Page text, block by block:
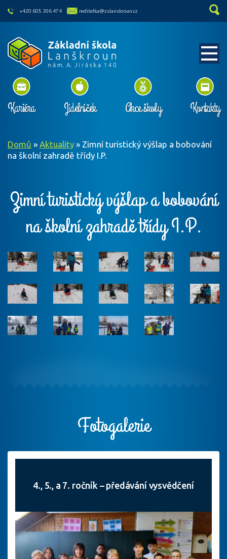
skip to main content
+420 605 306 474 reditelka@zslanskroun.cz
Kariéra Jídelníček Akce školy Kontakty
Domů » Aktuality » Zimní turistický výšlap a bobování
na školní zahradě třídy I.P.
Zimní turistický výšlap a bobování
na školní zahradě třídy I.P.
Fotogalerie
4., 5., a 7. ročník – předávání vysvědčení